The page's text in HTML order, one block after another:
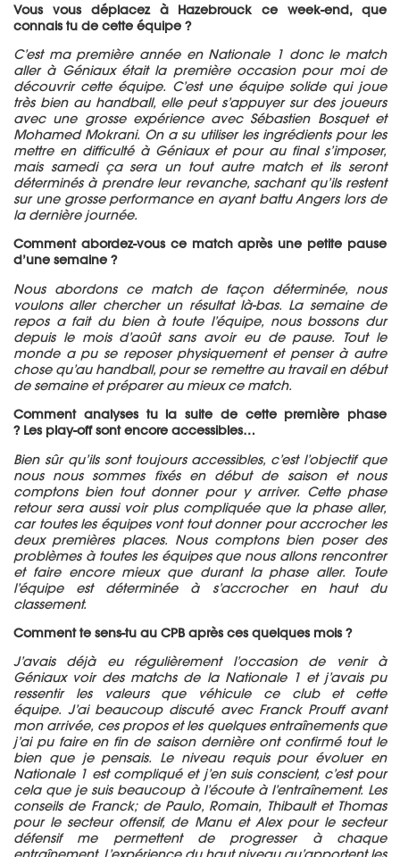
Vous vous déplacez à Hazebrouck ce week-end, que
connais tu de cette équipe ?
C’est ma première année en Nationale 1 donc le match
aller à Géniaux était la première occasion pour moi de
découvrir cette équipe. C’est une équipe solide qui joue
très bien au handball, elle peut s’appuyer sur des joueurs
avec une grosse expérience avec Sébastien Bosquet et
Mohamed Mokrani. On a su utiliserles ingrédients pour les
mettre en difficulté à Géniaux et pour au final s’imposer,
mais samedi ça sera un tout autre match et ils seront
déterminés à prendre leur revanche, sachant qu’ils restent
sur une grosse performance en ayant battu Angers lors de
la dernière journée.
Comment abordez-vous ce match après une petite pause
d’une semaine ?
Nous abordons ce match de façon déterminée, nous
voulons aller chercher un résultat là-bas. La semaine de
repos afait du bien à toute l’équipe, nous bossons dur
depuis le mois d’août sans avoir eu de pause. Tout le
monde a pu se reposer physiquement et penser à autre
chose qu’au handball, pour se remettre au travail en début
de semaine et préparer au mieux ce match.
Comment analyses tu la suite de cette première phase
?Les play-offsont encore accessibles…
Bien sûr qu’ils sont toujours accessibles, c’est l’objectif que
nous nous sommes fixés en début de saison et nous
comptons bien tout donner pour y arriver. Cette phase
retour sera aussi voir plus compliquée que la phase aller,
car toutes les équipes vont tout donner pour accrocher les
deux premières places. Nous comptons bien poser des
problèmes à toutes les équipes que nous allons rencontrer
et faire encore mieux que durant la phase aller. Toute
l’équipe est déterminée à s’accrocher en haut du
classement.
Comment te sens-tu au CPBaprès ces quelques mois ?
J’avais déjà eu régulièrement l’occasion de venir à
Géniaux voir des matchs de la Nationale 1 et j’avais pu
ressentir les valeurs que véhiculece club et cette
équipe. J’ai beaucoup discuté avec Franck Prouffavant
mon arrivée, ces propos et les quelques entraînements que
j’ai pu faire en fin de saison dernière ont confirmé tout le
bien que je pensais. Le niveau requis pour évoluer en
Nationale 1 est compliqué et j’en suis conscient, c’est pour
cela que je suis beaucoup à l’écoute à l’entraînement. Les
conseils de Franck;de Paulo, Romain, Thibault et Thomas
pour le secteur offensif, de Manu et Alex pour le secteur
défensif me permettent de progresser à chaque